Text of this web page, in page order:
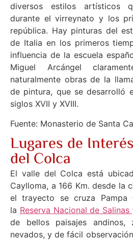
diversos estilos artísticos
durante el virreynato y los
república. Hay pinturas del
de Italia en los primeros
influencia de la escuela
Miguel Arcángel
naturalmente obras de la
de pintura, que se desarrolló
siglos XVII y XVIII.
Fuente: Monasterio de Santa
Lugares de
del Colca
El valle del Colca está
Caylloma, a 166 Km. desde la
el trayecto se cruza Pampa
la Reserva Nacional de
de bellos paisajes
nevados, y de fácil